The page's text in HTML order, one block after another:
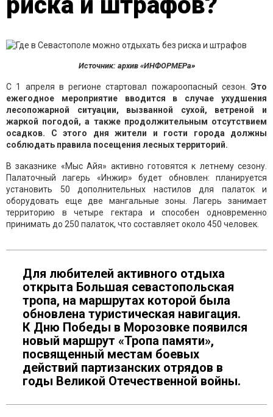
Источник: архив «ИНФОРМЕРа»
С 1 апреля в регионе стартовал пожароопасный сезон. Это
ежегодное мероприятие вводится в случае ухудшения
лесопожарной ситуации, вызванной сухой, ветреной и
жаркой погодой, а также продолжительным отсутствием
осадков. С этого дня жители и гости города должны
соблюдать правила посещения лесных территорий.
В заказнике «Мыс Айя» активно готовятся к летнему сезону.
Палаточный лагерь «Инжир» будет обновлен: планируется
установить 50 дополнительных настилов для палаток и
оборудовать еще две мангальные зоны. Лагерь занимает
территорию в четыре гектара и способен одновременно
принимать до 250 палаток, что составляет около 450 человек.
Для любителей активного отдыха
открыта Большая севастопольская
тропа, на маршрутах которой была
обновлена туристическая навигация.
К Дню Победы в Морозовке появился
новый маршрут «Тропа памяти»,
посвященный местам боевых
действий партизанских отрядов в
годы Великой Отечественной войны.